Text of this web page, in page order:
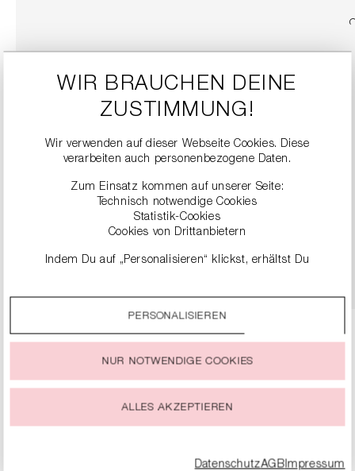
SNEAKER
279,00 €
DETAILS
PRODUKTDETAILS
WIR BRAUCHEN DEINE
ZUSTIMMUNG!
Wir verwenden auf dieser Webseite Cookies. Diese
verarbeiten auch personenbezogene Daten.
Zum Einsatz kommen auf unserer Seite:
Technisch notwendige Cookies
Statistik-Cookies
Cookies von Drittanbietern
Indem Du auf „Personalisieren“ klickst, erhältst Du
Durch einen Klick auf das Auswahlfeld „Alle akzeptieren“
stimmst Du der Verwendung aller Cookies zu, die unter
jeder Zeit ändern oder widerrufen.
PERSONALISIEREN
NUR NOTWENDIGE COOKIES
ALLES AKZEPTIEREN
DatenschutzAGBImpressum